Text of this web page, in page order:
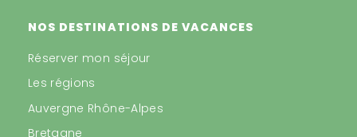
NOS DESTINATIONS DE VACANCES
Réserver mon séjour
Les régions
Auvergne Rhône-Alpes
Bretagne